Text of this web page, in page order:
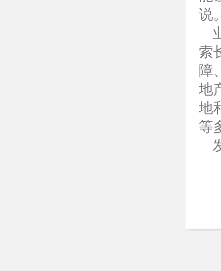
说
索
障
地
地
等